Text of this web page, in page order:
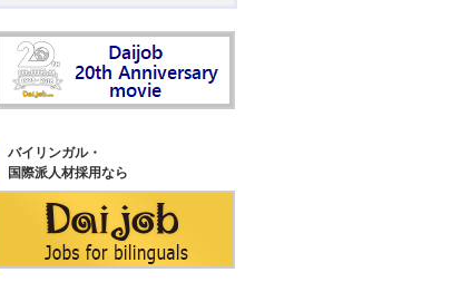
バイリンガル・
国際派人材採用なら